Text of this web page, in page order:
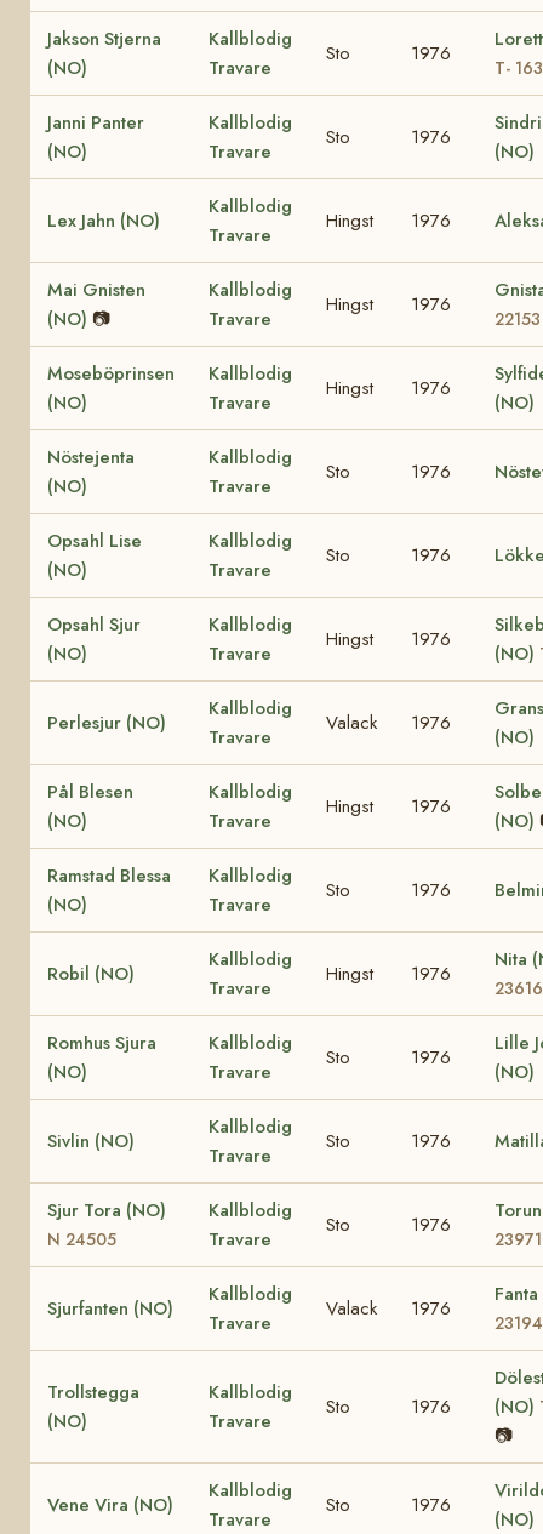
Jakson Stjerna
(NO)
Kallblodig
Travare
Sto 1976
T-
Janni Panter
(NO)
Kallblodig
Travare
Sto 1976
(NO)
Lex Jahn (NO)
Kallblodig
Travare
Hingst 1976
Mai Gnisten
(NO) 📷
Kallblodig
Travare
Hingst 1976
22153
Moseböprinsen
(NO)
Kallblodig
Travare
Hingst 1976
(NO)
Nöstejenta
(NO)
Kallblodig
Travare
Sto 1976
Opsahl Lise
(NO)
Kallblodig
Travare
Sto 1976
Opsahl Sjur
(NO)
Kallblodig
Travare
Hingst 1976
(NO)
Perlesjur (NO)
Kallblodig
Travare
Valack 1976
(NO)
Pål Blesen
(NO)
Kallblodig
Travare
Hingst 1976
(NO)
Ramstad Blessa
(NO)
Kallblodig
Travare
Sto 1976
Robil (NO)
Kallblodig
Travare
Hingst 1976
Nita
23616
Romhus Sjura
(NO)
Kallblodig
Travare
Sto 1976
Lille
(NO)
Sivlin (NO)
Kallblodig
Travare
Sto 1976
Sjur Tora (NO)
N 24505
Kallblodig
Travare
Sto 1976
23971
Sjurfanten (NO)
Kallblodig
Travare
Valack 1976
23194
Trollstegga
(NO)
Kallblodig
Travare
Sto 1976
(NO)
📷
Vene Vira (NO)
Kallblodig
Travare
Sto 1976
(NO)